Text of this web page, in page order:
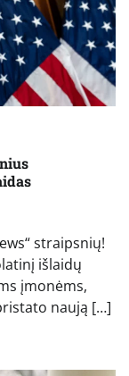
straipsnių!
išlaidų
įmonėms,
naują […]